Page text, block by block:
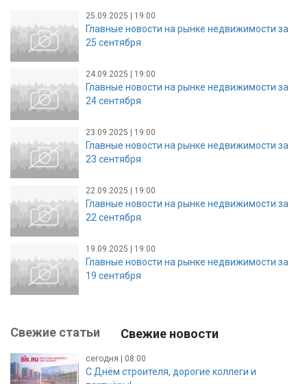
25.09.2025 | 19:00
Главные новости на рынке недвижимости за
25 сентября
24.09.2025 | 19:00
Главные новости на рынке недвижимости за
24 сентября
23.09.2025 | 19:00
Главные новости на рынке недвижимости за
23 сентября
22.09.2025 | 19:00
Главные новости на рынке недвижимости за
22 сентября
19.09.2025 | 19:00
Главные новости на рынке недвижимости за
19 сентября
Свежие статьи Свежие новости
сегодня | 08:00
С Днём строителя, дорогие коллеги и